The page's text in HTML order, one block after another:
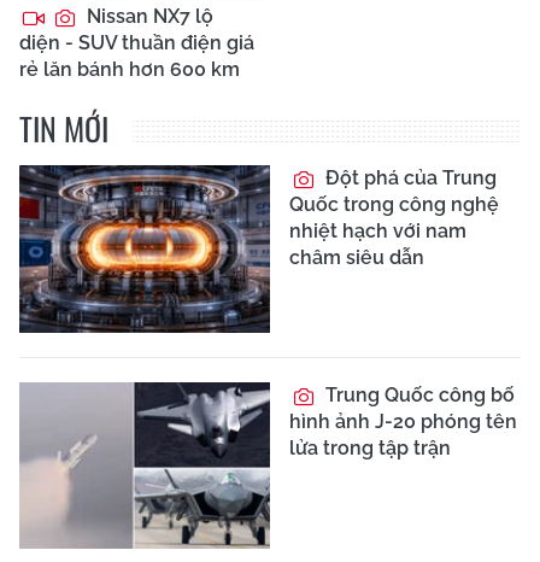
Nissan NX7 lộ
diện - SUV thuần điện giá
rẻ lăn bánh hơn 600 km
TIN MỚI
Đột phá của Trung
Quốc trong công nghệ
nhiệt hạch với nam
châm siêu dẫn
Trung Quốc công bố
hình ảnh J-20 phóng tên
lửa trong tập trận